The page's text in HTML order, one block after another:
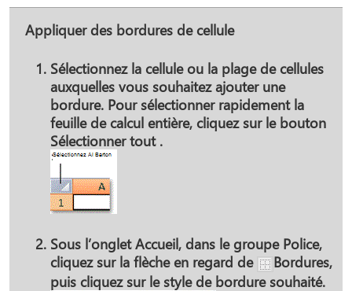
Appliquer des bordures de cellule
Sélectionnez la cellule ou la plage de cellules
auxquelles vous souhaitez ajouter une
bordure. Pour sélectionner rapidement la
feuille de calcul entière, cliquez sur le bouton
Sélectionner tout.
Sous l’ongletAccueil, dans le groupe Police,
cliquez sur la flèche en regard de
Bordures,
puis cliquez sur le style de bordure souhaité.